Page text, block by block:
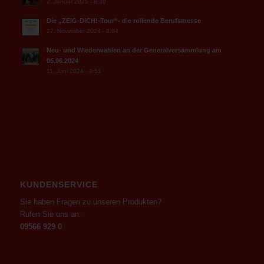
2. Januar 2025 - 8:30
Die „ZEIG-DICH!-Tour“- die rollende Berufsmesse
27. November 2024 - 8:04
Neu- und Wiederwahlen an der Generalversammlung am
05.06.2024
11. Juni 2024 - 9:51
KUNDENSERVICE
Sie haben Fragen zu unseren Produkten?
Rufen Sie uns an:
09566 929 0